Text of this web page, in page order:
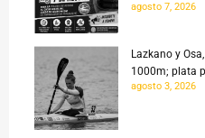
agosto 7, 2026
Lazkano y
1000m; plata
agosto 3, 2026